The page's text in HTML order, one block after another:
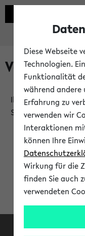
Verlauf
Ihr Verlauf ist leer.
Sitzung füllen.
Diese Webseite
Technologien.
Funktionalität
während andere
Erfahrung zu
verwenden wir
Interaktionen
können Ihre
Wirkung für die
finden Sie auch
verwendeten